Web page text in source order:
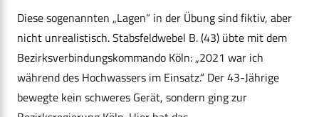
Diese sogenannten „Lagen“ in der Übung sind fiktiv, aber
nicht unrealistisch. Stabsfeldwebel B. (43) übte mit dem
Bezirksverbindungskommando Köln: „2021 war ich
während des Hochwassers im Einsatz.“ Der 43-Jährige
bewegte kein schweres Gerät, sondern ging zur